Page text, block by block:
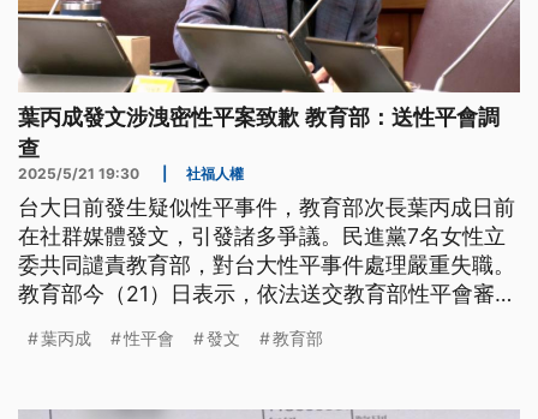
葉丙成發文涉洩密性平案致歉 教育部：送性平會調
查
2025/5/21 19:30 社福人權
台大日前發生疑似性平事件，教育部次長葉丙成日前
在社群媒體發文，引發諸多爭議。民進黨7名女性立
委共同譴責教育部，對台大性平事件處理嚴重失職。
教育部今（21）日表示，依法送交教育部性平會審
葉丙成 性平會 發文 教育部